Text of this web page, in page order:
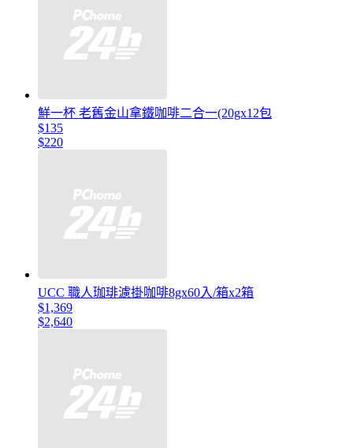
鮮一杯 老舊金山拿鐵咖啡二合一(20gx12包
$135
$220
UCC 職人珈琲濾掛咖啡8gx60入/箱x2箱
$1,369
$2,640